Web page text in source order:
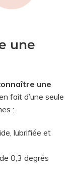
une
une
fait d’une seule
:
lubrifiée et
0,3 degrés